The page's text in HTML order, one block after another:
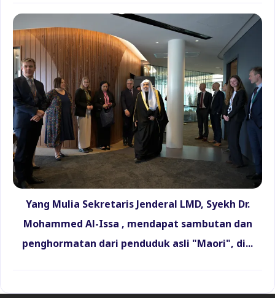
Yang Mulia Sekretaris Jenderal LMD, Syekh Dr.
Mohammed Al-Issa , mendapat sambutan dan
penghormatan dari penduduk asli "Maori", di...